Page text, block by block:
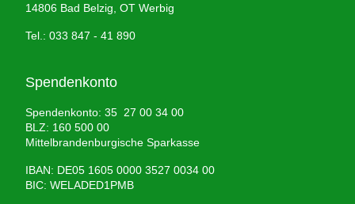
14806 Bad Belzig, OT Werbig
Tel.: 033 847 - 41 890
Spendenkonto
Spendenkonto: 35 27 00 34 00
BLZ: 160 500 00
Mittelbrandenburgische Sparkasse
IBAN: DE05 1605 0000 3527 0034 00
BIC: WELADED1PMB